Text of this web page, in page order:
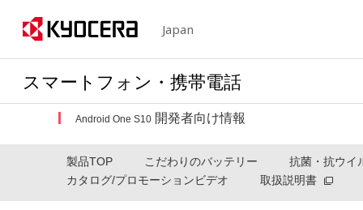
Japan
スマートフォン・携帯電話
Android One S10 開発者向け情報
製品TOP こだわりのバッテリー
抗菌・抗ウイ
カタログ/プロモーションビデオ
取扱説明書